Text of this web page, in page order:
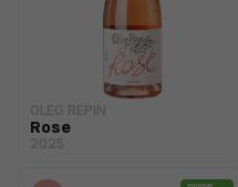
OLEG REPIN
Rose
2025